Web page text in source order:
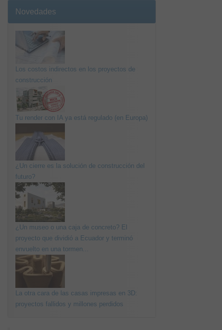
Novedades
Los costos indirectos en los proyectos de
construcción
Tu render con IA ya está regulado (en Europa)
¿Un cierre es la solución de construcción del
futuro?
¿Un museo o una caja de concreto? El
proyecto que dividió a Ecuador y terminó
envuelto en una tormen...
La otra cara de las casas impresas en 3D:
proyectos fallidos y millones perdidos